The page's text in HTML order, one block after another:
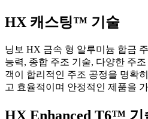
HX 캐스팅™ 기술
닝보 HX 금속 형 알루미늄 합금
능력, 종합 주조 기술, 다양한 주
객이 합리적인 주조 공정을 명확
고 효율적이며 안정적인 제품을
HX Enhanced T6™ 기